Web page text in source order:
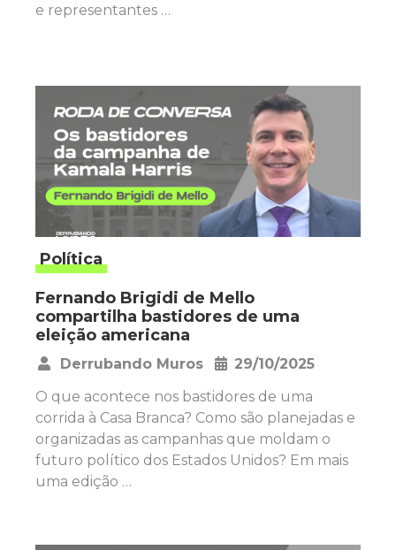
e representantes …
Política
Fernando Brigidi de Mello
compartilha bastidores de uma
eleição americana
Derrubando Muros
29/10/2025
O que acontece nos bastidores de uma
corrida à Casa Branca? Como são planejadas e
organizadas as campanhas que moldam o
futuro político dos Estados Unidos? Em mais
uma edição …